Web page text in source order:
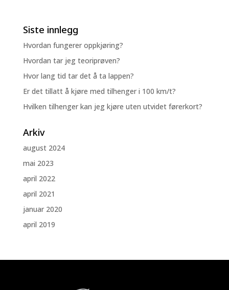
Siste innlegg
Hvordan fungerer oppkjøring?
Hvordan tar jeg teoriprøven?
Hvor lang tid tar det å ta lappen?
Er det tillatt å kjøre med tilhenger i 100 km/t?
Hvilken tilhenger kan jeg kjøre uten utvidet førerkort?
Arkiv
august 2024
mai 2023
april 2022
april 2021
januar 2020
april 2019